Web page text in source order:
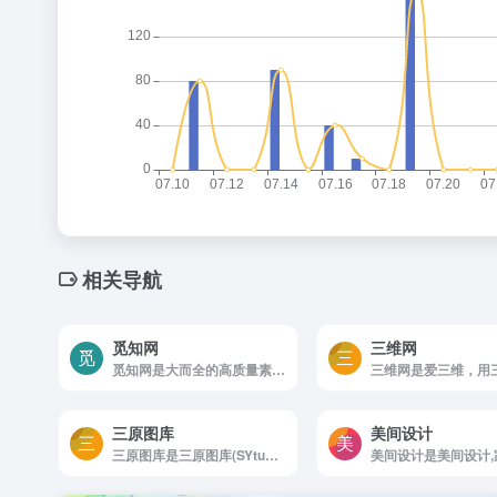
相关导航
觅知网
觅知网是大而全的高质量素材站
三维网
三原图库
三原图库是三原图库(SYtuku.com)是一个免费提供PS素材,图片素材,高清图片,PSD素材,矢量素材,淘宝素材,PPT素材,影楼素材和设计字体等设计素材下载的网站.
美间设计